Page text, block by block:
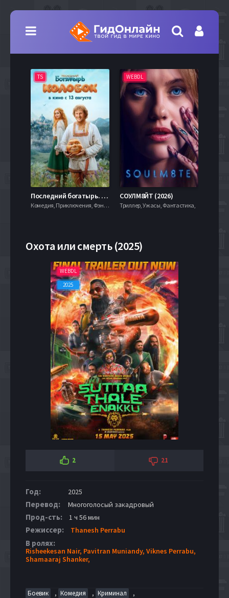
TS
Последний богатырь. Колобок (2026)
Комедия, Приключения, Фэнтези,
WEBDL
СОУЛМ8ЙТ (2026)
Триллер, Ужасы, Фантастика,
Охота или смерть (2025)
WEBDL
2025
2 21
Год: 2025
Перевод: Многоголосый закадровый
Прод-сть: 1 ч 56 мин
Режиссер: Thanesh Perrabu
В ролях:
Risheekesan Nair, Pavitran Muniandy, Viknes Perrabu,
Shamaaraj Shanker,
Боевик , Комедия , Криминал ,